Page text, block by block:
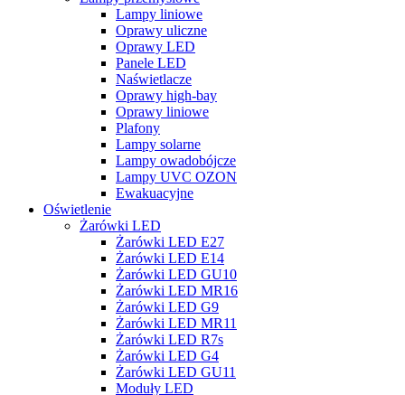
Lampy liniowe
Oprawy uliczne
Oprawy LED
Panele LED
Naświetlacze
Oprawy high-bay
Oprawy liniowe
Plafony
Lampy solarne
Lampy owadobójcze
Lampy UVC OZON
Ewakuacyjne
Oświetlenie
Żarówki LED
Żarówki LED E27
Żarówki LED E14
Żarówki LED GU10
Żarówki LED MR16
Żarówki LED G9
Żarówki LED MR11
Żarówki LED R7s
Żarówki LED G4
Żarówki LED GU11
Moduły LED